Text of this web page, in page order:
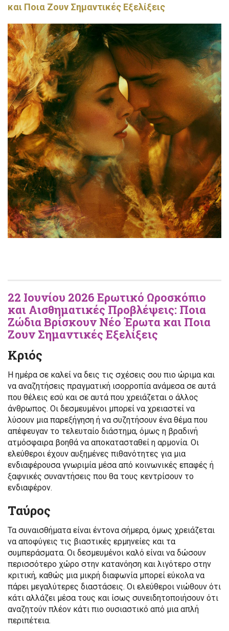
και Ποια Ζουν Σημαντικές Εξελίξεις
22 Ιουνίου 2026 Ερωτικό Ωροσκόπιο
και Αισθηματικές Προβλέψεις: Ποια
Ζώδια Βρίσκουν Νέο Έρωτα και Ποια
Ζουν Σημαντικές Εξελίξεις
Κριός
Η ημέρα σε καλεί να δεις τις σχέσεις σου πιο ώριμα και
να αναζητήσεις πραγματική ισορροπία ανάμεσα σε αυτά
που θέλεις εσύ και σε αυτά που χρειάζεται ο άλλος
άνθρωπος. Οι δεσμευμένοι μπορεί να χρειαστεί να
λύσουν μια παρεξήγηση ή να συζητήσουν ένα θέμα που
απέφευγαν το τελευταίο διάστημα, όμως η βραδινή
ατμόσφαιρα βοηθά να αποκατασταθεί η αρμονία. Οι
ελεύθεροι έχουν αυξημένες πιθανότητες για μια
ενδιαφέρουσα γνωριμία μέσα από κοινωνικές επαφές ή
ξαφνικές συναντήσεις που θα τους κεντρίσουν το
ενδιαφέρον.
Ταύρος
Τα συναισθήματα είναι έντονα σήμερα, όμως χρειάζεται
να αποφύγεις τις βιαστικές ερμηνείες και τα
συμπεράσματα. Οι δεσμευμένοι καλό είναι να δώσουν
περισσότερο χώρο στην κατανόηση και λιγότερο στην
κριτική, καθώς μια μικρή διαφωνία μπορεί εύκολα να
πάρει μεγαλύτερες διαστάσεις. Οι ελεύθεροι νιώθουν ότι
κάτι αλλάζει μέσα τους και ίσως συνειδητοποιήσουν ότι
αναζητούν πλέον κάτι πιο ουσιαστικό από μια απλή
περιπέτεια.